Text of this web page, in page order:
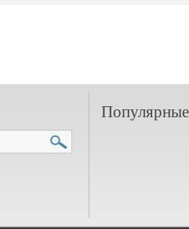
Популярные